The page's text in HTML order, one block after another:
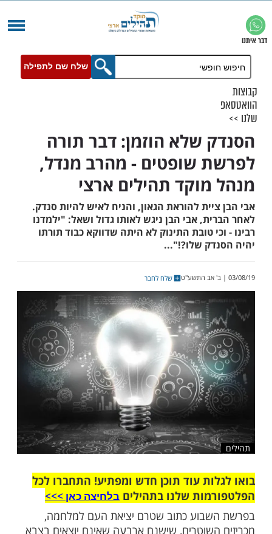
שלח שם לתפילה
שלא הוזמן: דבר תורה
שופטים - מהרב מנדל,
תהילים ארצי
אבי הבן ניגש לאותו גדול ושאל: "ילמדנו
טובת התינוק לא היתה שדווקא כבוד תורתו
שלו?!"...
שלח לחבר